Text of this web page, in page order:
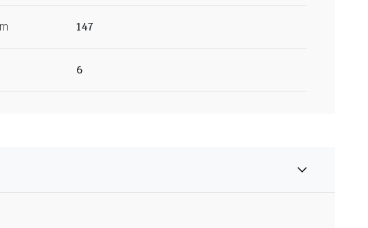
147
6